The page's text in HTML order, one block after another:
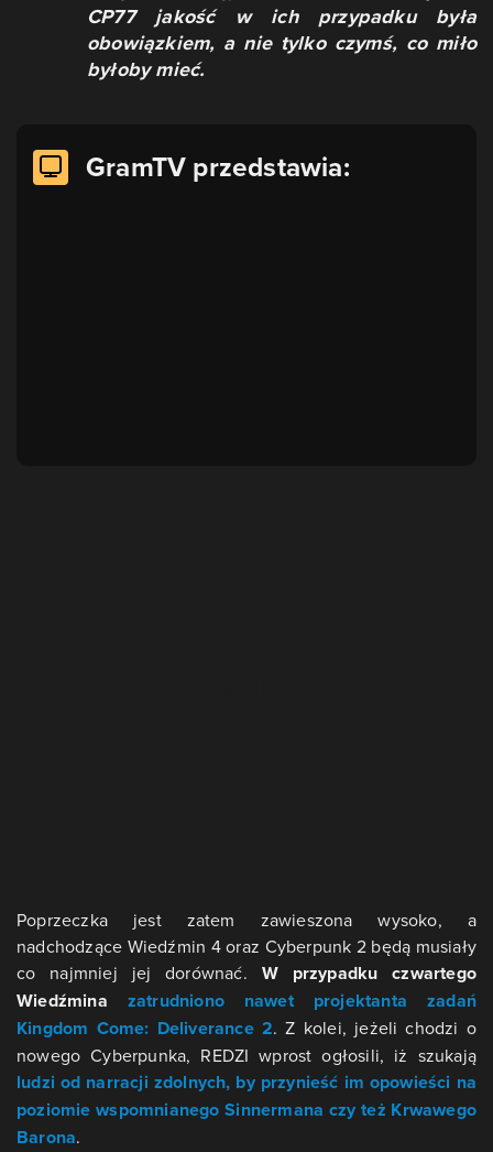
CP77 jakość w ich przypadku była
obowiązkiem, a nie tylko czymś, co miło
byłoby mieć.
GramTV przedstawia:
Poprzeczka jest zatem zawieszona wysoko, a
nadchodzące Wiedźmin 4 oraz Cyberpunk 2 będą musiały
co najmniej jej dorównać. W przypadku czwartego
Wiedźmina zatrudniono nawet projektanta zadań
Kingdom Come: Deliverance 2. Z kolei, jeżeli chodzi o
nowego Cyberpunka, REDZI wprost ogłosili, iż szukają
ludzi od narracji zdolnych, by przynieść im opowieści na
poziomie wspomnianego Sinnermana czy też Krwawego
Barona.